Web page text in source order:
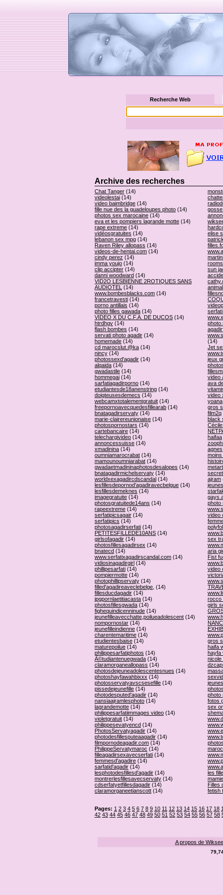
Recherche Web
Archive des recherches
Chat Tanger (14)
videolestai (14)
video baimbridge (14)
fille nue des la guadeloupes photo (14)
photos sex marocaine (14)
eva et les pompiers lagrande motte (14)
rape extreme (14)
vidéosgratuites (14)
lebanon sex mpg (14)
Raven Riley allopass (14)
videos-de-hentai.com (14)
cindy perez (14)
imma youjo (14)
clip accipter (14)
danni woodward (14)
VID2O LESBIENNE 2ROTIQUES SANS
AUDIOTEL (14)
www.bombesblacks.com (14)
francetravesti (14)
porno antillais (14)
photo filles gawada (14)
VIDEO X DU C.F.A. DE DUCOS (14)
htrdhgv (14)
flash bombes (14)
servati photo agadir (14)
homemade (14)
cd marocslut.@ka (14)
nincy (14)
photossexd'agadir (14)
alqaida (14)
gwadastile (14)
hommegai (14)
sarfatiagadirporno (14)
etudiantesde18anenstring (14)
doigteusesdemecs (14)
webcamxtotalementgratuit (14)
freepornoavecquedesfillearab (14)
bnatagadirservaty (14)
marie-clairereunionaise (14)
photospornostars (14)
cartebancaire (14)
telechargivideo (14)
annoncessuisse (14)
xmadinina (14)
oumniamarocrabat (14)
mamounoumniarabat (14)
gwadaetmadininaphotosdesalopes (14)
bnatagadirmichelservaty (14)
worldxexagadircdscandal (14)
lesfillesdepornod'agadiravecbelgue (14)
lesfillesdemeknes (14)
imagegratuite (14)
photosgratuitede14ans (14)
rapeextreme (14)
serfatipicsagair (14)
serfatipics (14)
photosagadirserfati (14)
PETITESFILLEDE10ANS (14)
girlsofagadir (14)
photosfillesagadirsex (14)
bnatecd (14)
www.serfatixagadirscandal.com (14)
vidiosinagadirgirl (14)
phillipesarfati (14)
pompiermotte (14)
photophillipservaty (14)
filled'agadireaveclebelge, (14)
fillesducdagadir (14)
jpgpornlaetitiacasta (14)
photosfillesgwada (14)
fighequindicenninude (14)
jeunefilleavecchatte,poilueadolescent (14)
nompornostar (14)
jeunefilleindienne (14)
charentemaritime (14)
etudientesbaise (14)
maturepoilue (14)
philippesarfatiphotos (14)
Ã©tudiantenuegwada (14)
claramorganeallopass (14)
photosdejeuneadolescentesnues (14)
photoshayfawahbixxx (14)
photosservatyavscsesefille (14)
pissedejeunefille (14)
photodesputed'agadir (14)
nansiaajramlesphoto (14)
lagrandemotte (14)
philippesarfatiimmages video (14)
violetgratuit (14)
philippesevatyencd (14)
PhotosServatyagadir (14)
photodesfillesputeaagadir (14)
filmpornodeagadir.com (14)
PhilippeServatymaroc (14)
filleagadirsexavecserfati (14)
femmesd'agadire (14)
sarfatid'agadir (14)
lesphotodesfillesd'agadir (14)
montrerlesfillesavecservaty (14)
cdserfatyetfillesdagadir (14)
claramorganeetianscott (14)
elise
sun
(14)
Jet
jeux
video
ava
video
yoana
gros
film2q
black
haifaa
agnes
metart
ajram
photo
video
sex
aria
Fist
video
rocco
girls
gros
haifa
hayfa
nicole
photo
fotos
sex
les
Filles
fetish
Pages: 1 2 3 4 5 6 7 8 9 10 11 12 13 14 15 16 17 18
42 43 44 45 46 47 48 49 50 51 52 53 54 55 56 57 58
A propos de Wiksee